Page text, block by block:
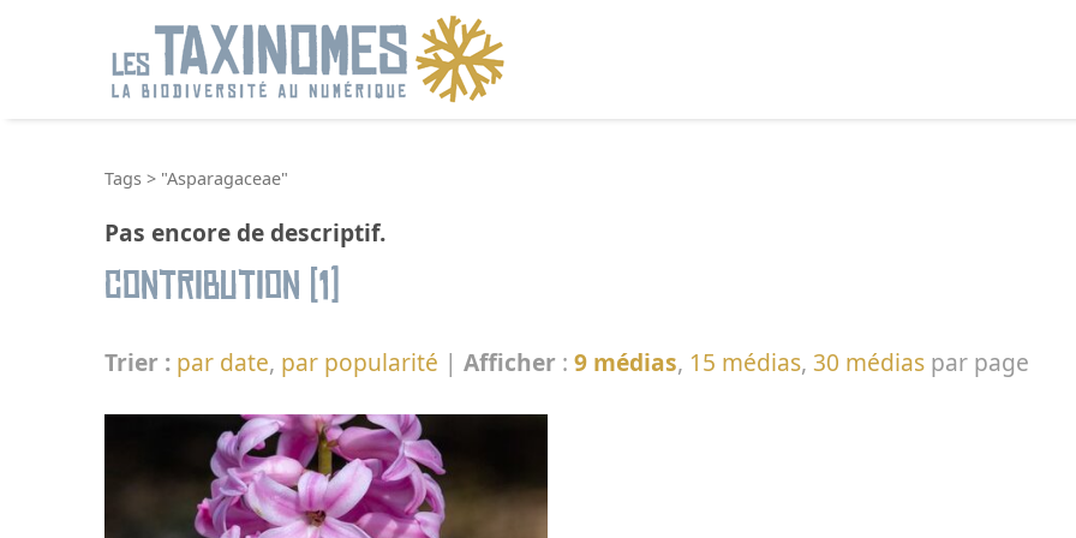
Tags > "Asparagaceae"
Pas encore de descriptif.
Contribution (1)
Trier : par date, par popularité | Afficher : 9 médias, 15 médias, 30 médias par page